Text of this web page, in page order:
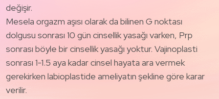
değişir.
Mesela orgazm aşısı olarak da bilinen G noktası
dolgusu sonrası 10 gün cinsellik yasağı varken, Prp
sonrası böyle bir cinsellik yasağı yoktur. Vajinoplasti
sonrası 1-1.5 aya kadar cinsel hayata ara vermek
gerekirken labioplastide ameliyatın şekline göre karar
verilir.